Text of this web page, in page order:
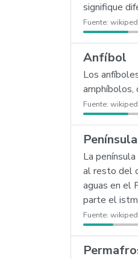
signifique
Fuente:
Anfíbol
Los
amphíbolos,
Fuente:
La
al resto del
aguas en el
parte el
Fuente: